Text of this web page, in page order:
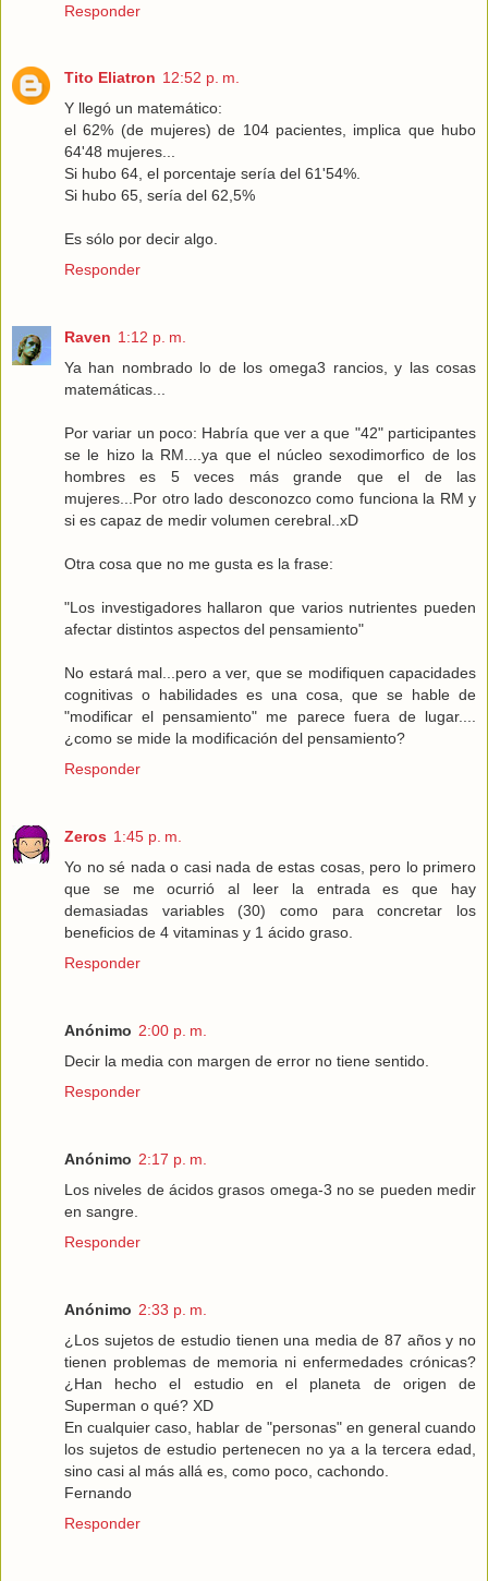
Responder
Tito Eliatron 12:52 p. m.
Y llegó un matemático:
el 62% (de mujeres) de 104 pacientes, implica que hubo
64'48 mujeres...
Si hubo 64, el porcentaje sería del 61'54%.
Si hubo 65, sería del 62,5%
Es sólo por decir algo.
Responder
Raven 1:12 p. m.
Ya han nombrado lo de los omega3 rancios, y las cosas
matemáticas...
Por variar un poco: Habría que ver a que "42" participantes
se le hizo la RM....ya que el núcleo sexodimorfico de los
hombres es 5 veces más grande que el de las
mujeres...Por otro lado desconozco como funciona la RM y
si es capaz de medir volumen cerebral..xD
Otra cosa que no me gusta es la frase:
"Los investigadores hallaron que varios nutrientes pueden
afectar distintos aspectos del pensamiento"
No estará mal...pero a ver, que se modifiquen capacidades
cognitivas o habilidades es una cosa, que se hable de
"modificar el pensamiento" me parece fuera de lugar....
¿como se mide la modificación del pensamiento?
Responder
Zeros 1:45 p. m.
Yo no sé nada o casi nada de estas cosas, pero lo primero
que se me ocurrió al leer la entrada es que hay
demasiadas variables (30) como para concretar los
beneficios de 4 vitaminas y 1 ácido graso.
Responder
Anónimo 2:00 p. m.
Decir la media con margen de error no tiene sentido.
Responder
Anónimo 2:17 p. m.
Los niveles de ácidos grasos omega-3 no se pueden medir
en sangre.
Responder
Anónimo 2:33 p. m.
¿Los sujetos de estudio tienen una media de 87 años y no
tienen problemas de memoria ni enfermedades crónicas?
¿Han hecho el estudio en el planeta de origen de
Superman o qué? XD
En cualquier caso, hablar de "personas" en general cuando
los sujetos de estudio pertenecen no ya a la tercera edad,
sino casi al más allá es, como poco, cachondo.
Fernando
Responder